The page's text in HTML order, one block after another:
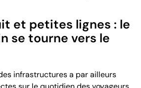
et petites lignes : le
se tourne vers le
infrastructures a par ailleurs